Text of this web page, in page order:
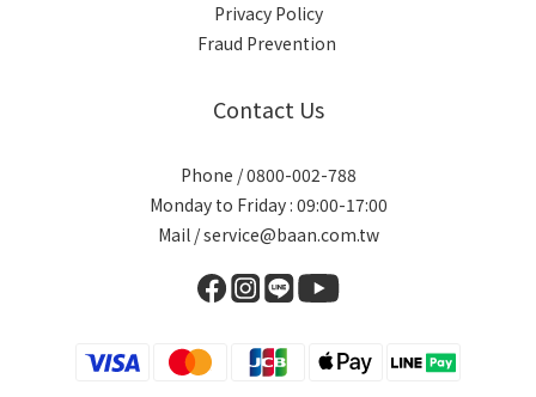
Privacy Policy
Fraud Prevention
Contact Us
Phone / 0800-002-788
Monday to Friday : 09:00-17:00
Mail / service@baan.com.tw